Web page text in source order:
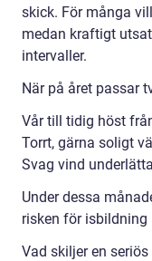
skick. För många
medan kraftigt
intervaller.
När på året passar
Vår till tidig höst
Torrt, gärna soligt
Svag vind
Under dessa
risken för
Vad skiljer en